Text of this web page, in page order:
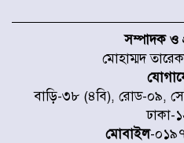
স্থাপনের
৭ জেলায়
শঙ্কা
সম্পাদক ও
মোহাম্মদ
বাড়ি-৩৮ (৪বি), রোড-০৯,
ঢাকা-
মোবাইল-